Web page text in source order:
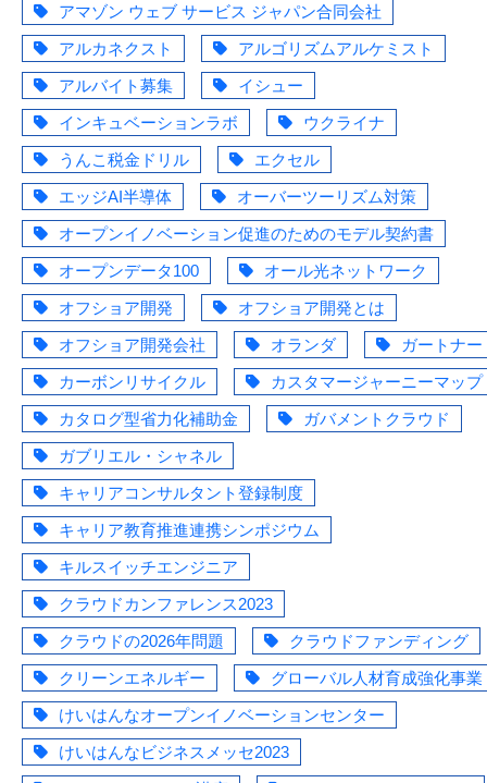
アマゾン ウェブ サービス ジャパン合同会社
アルカネクスト
アルゴリズムアルケミスト
アルバイト募集
イシュー
インキュベーションラボ
ウクライナ
うんこ税金ドリル
エクセル
エッジAI半導体
オーバーツーリズム対策
オープンイノベーション促進のためのモデル契約書
オープンデータ100
オール光ネットワーク
オフショア開発
オフショア開発とは
オフショア開発会社
オランダ
ガートナー
カーボンリサイクル
カスタマージャーニーマップ
カタログ型省力化補助金
ガバメントクラウド
ガブリエル・シャネル
キャリアコンサルタント登録制度
キャリア教育推進連携シンポジウム
キルスイッチエンジニア
クラウドカンファレンス2023
クラウドの2026年問題
クラウドファンディング
クリーンエネルギー
グローバル人材育成強化事業
けいはんなオープンイノベーションセンター
けいはんなビジネスメッセ2023